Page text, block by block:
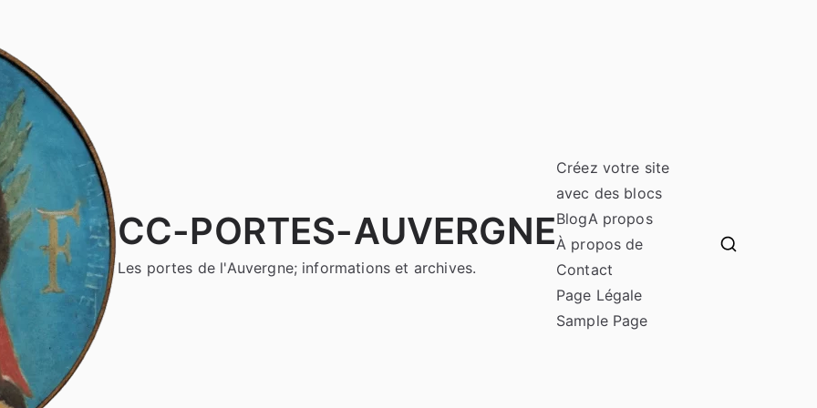
CC-PORTES-AUVERGNE
Les portes de l'Auvergne; informations et archives.
Créez votre site
avec des blocs
BlogA propos
À propos de
Contact
Page Légale
Sample Page